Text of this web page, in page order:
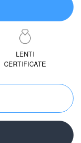
LENTI
CERTIFICATE